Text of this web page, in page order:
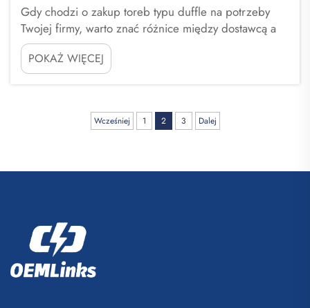
Gdy chodzi o zakup toreb typu duffle na potrzeby
Twojej firmy, warto znać różnice między dostawcą a
producentem. Dostawcy to firmy sprzedające towary,
podczas gdy producenci je wytwarzają. Fuzhou
Saipulang Trading to dobry wybór dla firm chcących
POKAŻ WIĘCEJ
Wcześniej 1 2 3 Dalej